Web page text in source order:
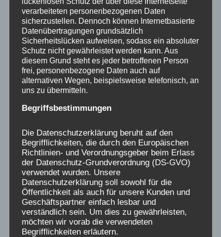
Radio Reportage von
Lena Gilhaus
Teil 1: Albtraum Kinderkur Teil2: Trauma
Kinderverschickung
verarbeiteten personenbezogenen Daten
sicherzustellen. Dennoch können Internetbasierte
Datenübertragungen grundsätzlich
Sicherheitslücken aufweisen, sodass ein absoluter
Schutz nicht gewährleistet werden kann. Aus
diesem Grund steht es jeder betroffenen Person
frei, personenbezogene Daten auch auf
alternativen Wegen, beispielsweise telefonisch, an
uns zu übermitteln.
Begriffsbestimmungen
Die Datenschutzerklärung beruht auf den
Begrifflichkeiten, die durch den Europäischen
Richtlinien- und Verordnungsgeber beim Erlass
der Datenschutz-Grundverordnung (DS-GVO)
verwendet wurden. Unsere
Datenschutzerklärung soll sowohl für die
Öffentlichkeit als auch für unsere Kunden und
Geschäftspartner einfach lesbar und
verständlich sein. Um dies zu gewährleisten,
möchten wir vorab die verwendeten
Begrifflichkeiten erläutern.